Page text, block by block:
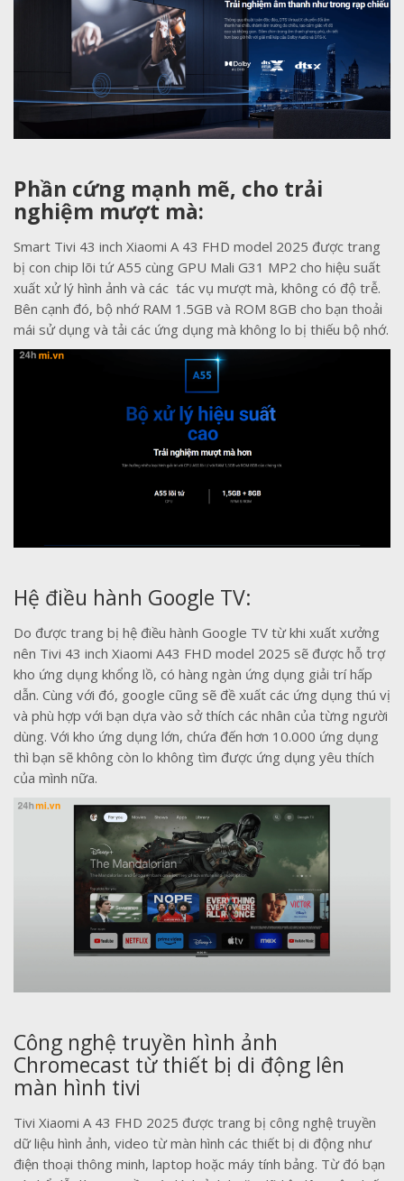
Phần cứng mạnh mẽ, cho trải
nghiệm mượt mà:
Smart Tivi 43 inch Xiaomi A 43 FHD model 2025 được trang
bị con chip lõi tứ A55 cùng GPU Mali G31 MP2 cho hiệu suất
xuất xử lý hình ảnh và các tác vụ mượt mà, không có độ trễ.
Bên cạnh đó, bộ nhớ RAM 1.5GB và ROM 8GB cho bạn thoải
mái sử dụng và tải các ứng dụng mà không lo bị thiếu bộ nhớ.
Hệ điều hành Google TV:
Do được trang bị hệ điều hành Google TV từ khi xuất xưởng
nên Tivi 43 inch Xiaomi A43 FHD model 2025 sẽ được hỗ trợ
kho ứng dụng khổng lồ, có hàng ngàn ứng dụng giải trí hấp
dẫn. Cùng với đó, google cũng sẽ đề xuất các ứng dụng thú vị
và phù hợp với bạn dựa vào sở thích các nhân của từng người
dùng. Với kho ứng dụng lớn, chứa đến hơn 10.000 ứng dụng
thì bạn sẽ không còn lo không tìm được ứng dụng yêu thích
của mình nữa.
Công nghệ truyền hình ảnh
Chromecast từ thiết bị di động lên
màn hình tivi
Tivi Xiaomi A 43 FHD 2025 được trang bị công nghệ truyền
dữ liệu hình ảnh, video từ màn hình các thiết bị di động như
điện thoại thông minh, laptop hoặc máy tính bảng. Từ đó bạn